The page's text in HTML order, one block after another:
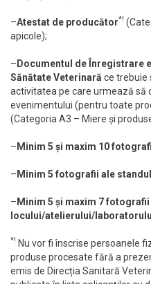
–Atestat de producător*!
apicole);
–Documentul de Înregistrare
Sănătate Veterinară ce trebuie
activitatea pe care urmează să
evenimentului (pentru toate
(Categoria A3 – Miere și
–Minim 5 și maxim 10
–Minim 5 fotografii ale
–Minim 5 și maxim 7 fotografii
locului/atelierului/
*! Nu vor fi înscrise persoanele
produse procesate fără a
emis de Direcția Sanitară